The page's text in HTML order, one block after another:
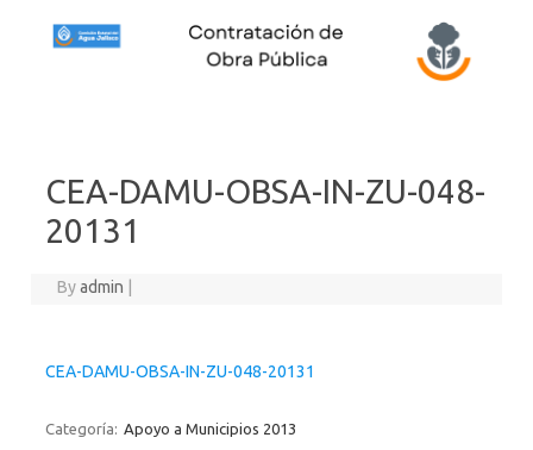
CEA-DAMU-OBSA-IN-ZU-048-
20131
Byadmin
CEA-DAMU-OBSA-IN-ZU-048-20131
Categoría: Apoyo a Municipios 2013